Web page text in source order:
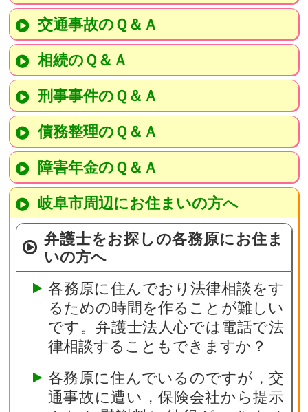
交通事故のＱ＆Ａ
相続のＱ＆Ａ
刑事事件のＱ＆Ａ
債務整理のＱ＆Ａ
障害年金のＱ＆Ａ
岐阜市周辺にお住まいの方へ
弁護士をお探しの各務原にお住ま
いの方へ
各務原に住んでおり法律相談をす
るための時間を作ることが難しい
です。弁護士法人心では電話で法
律相談することもできますか？
各務原に住んでいるのですが，交
通事故に遭い，保険会社から提示